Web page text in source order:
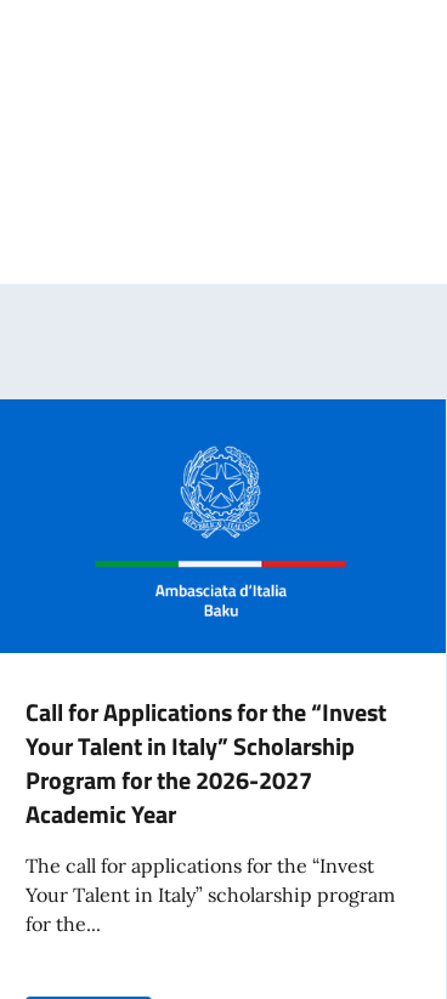
Call for Applications for the “Invest
Your Talent in Italy” Scholarship
Program for the 2026-2027
Academic Year
The call for applications for the “Invest
Your Talent in Italy” scholarship program
for the...